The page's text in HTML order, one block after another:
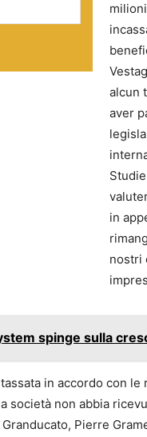
alcun
aver
in
nostri
spinge sulla
in accordo con
società non abbia
Pierre